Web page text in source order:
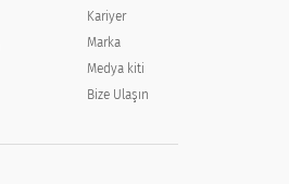
Kariyer
Marka
Medya kiti
Bize Ulaşın